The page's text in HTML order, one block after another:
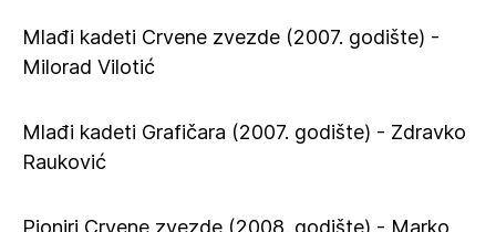
Mlađi kadeti Crvene zvezde (2007. godište) -
Milorad Vilotić
Mlađi kadeti Grafičara (2007. godište) - Zdravko
Rauković
Pioniri Crvene zvezde (2008. godište) - Marko